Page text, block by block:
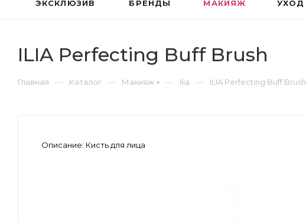
ЭКСКЛЮЗИВ БРЕНДЫ МАКИЯЖ УХОД
ILIA Perfecting Buff Brush
Главная — Каталог — Макияж — Ilia — ILIA Perfecting Buff Brush
Описание: Кисть для лица